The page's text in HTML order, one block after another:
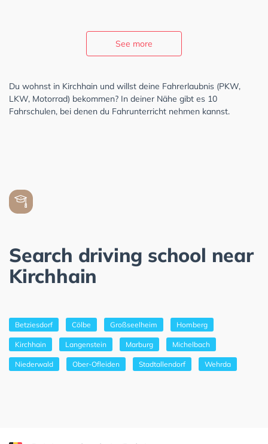
See more
Du wohnst in Kirchhain und willst deine Fahrerlaubnis (PKW,
LKW, Motorrad) bekommen? In deiner Nähe gibt es 10
Fahrschulen, bei denen du Fahrunterricht nehmen kannst.
Search driving school near
Kirchhain
Betziesdorf Cölbe Großseelheim Homberg
Kirchhain Langenstein Marburg Michelbach
Niederwald Ober-Ofleiden Stadtallendorf Wehrda